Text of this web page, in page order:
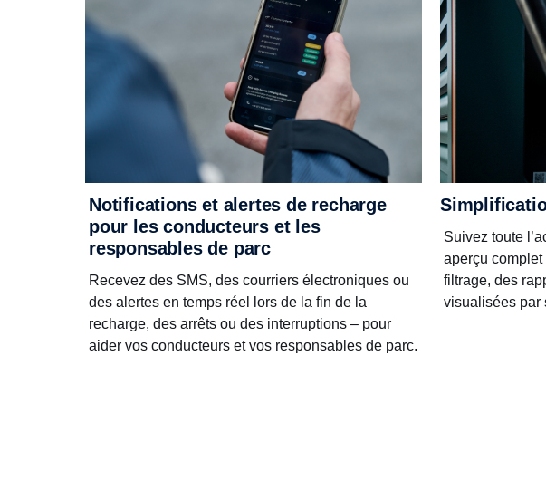
Notifications et alertes de recharge
pour les conducteurs et les
responsables de parc
Recevez des SMS, des courriers électroniques ou
des alertes en temps réel lors de la fin de la
recharge, des arrêts ou des interruptions – pour
aider vos conducteurs et vos responsables de parc.
Suivez toute
aperçu
filtrage, des
visualisées par